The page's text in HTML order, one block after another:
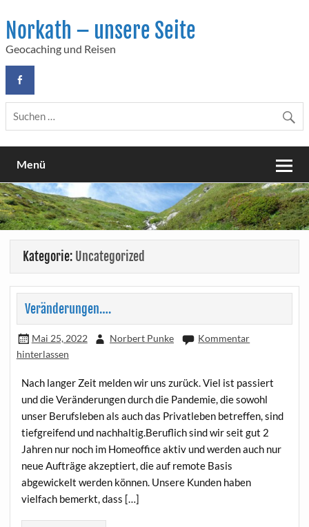
content
Norkath – unsere Seite
Geocaching und Reisen
Menü
Kategorie: Uncategorized
Veränderungen….
Mai 25, 2022 Norbert Punke
Kommentar
hinterlassen
Nach langer Zeit melden wir uns zurück. Viel ist passiert
und die Veränderungen durch die Pandemie, die sowohl
unser Berufsleben als auch das Privatleben betreffen, sind
tiefgreifend und nachhaltig.Beruflich sind wir seit gut 2
Jahren nur noch im Homeoffice aktiv und werden auch nur
neue Aufträge akzeptiert, die auf remote Basis
abgewickelt werden können. Unsere Kunden haben
vielfach bemerkt, dass […]